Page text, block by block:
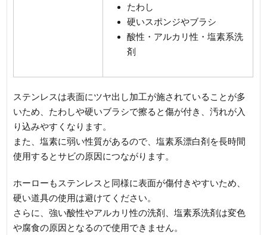
たわし
硬いスポンジやブラシ
酸性・アルカリ性・塩素系洗
剤
ステンレスは表面にツヤ出し加工が施されていることが多
いため、たわしや硬いブラシで擦ると傷が付き、汚れが入
り込みやすくなります。
また、塩素に弱い性質があるので、塩素系漂白剤を長時間
使用するとサビの原因につながります。
ホーローもステンレスと同様に表面が傷付きやすいため、
硬い道具の使用は避けてください。
さらに、強い酸性やアルカリ性の洗剤、塩素系洗剤は変色
や腐食の原因となるので使用できません。